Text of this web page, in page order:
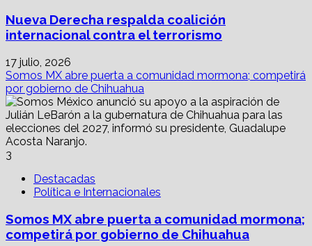
Nueva Derecha respalda coalición
internacional contra el terrorismo
17 julio, 2026
Somos MX abre puerta a comunidad mormona; competirá
por gobierno de Chihuahua
3
Destacadas
Política e Internacionales
Somos MX abre puerta a comunidad mormona;
competirá por gobierno de Chihuahua